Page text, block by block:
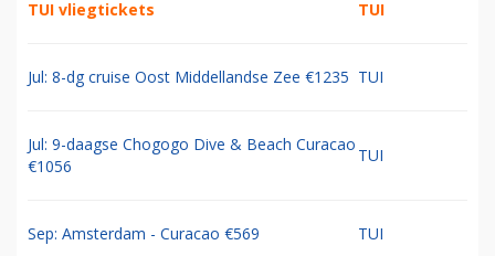
TUI vliegtickets TUI
Jul: 8-dg cruise Oost Middellandse Zee €1235 TUI
Jul: 9-daagse Chogogo Dive & Beach Curacao
€1056
TUI
Sep: Amsterdam - Curacao €569 TUI